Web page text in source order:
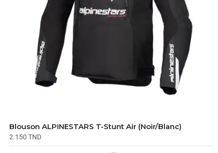
Blouson ALPINESTARS T-Stunt Air (Noir/Blanc)
2.150 TND